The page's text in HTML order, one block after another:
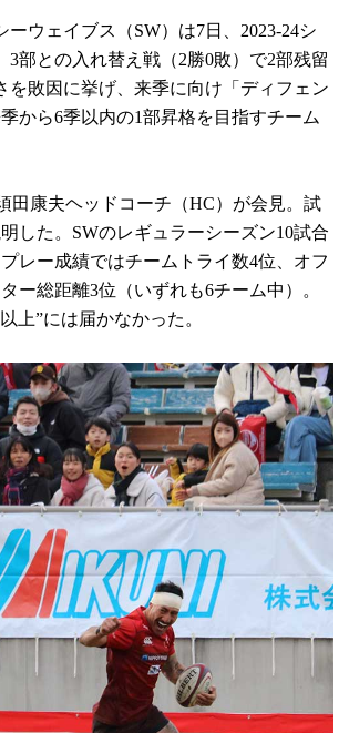
ウェイブス（SW）は7日、2023-24シ
部との入れ替え戦（2勝0敗）で2部残留
を敗因に挙げ、来季に向け「ディフェン
から6季以内の1部昇格を目指すチーム
康夫ヘッドコーチ（HC）が会見。試
した。SWのレギュラーシーズン10試合
レー成績ではチームトライ数4位、オフ
ー総距離3位（いずれも6チーム中）。
上”には届かなかった。